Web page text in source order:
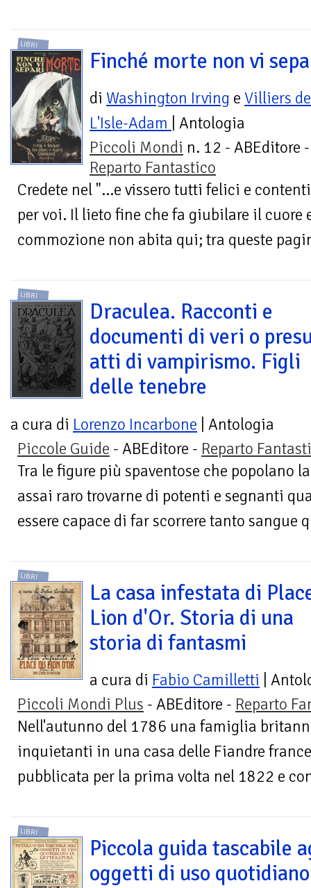
LIBRI
Finché morte non vi
di Washington Irving e Villiers de
L'Isle-Adam
| Antologia
Piccoli Mondi n. 12 - ABEditore -
Reparto Fantastico
Credete nel "...e vissero tutti felici e
per voi. Il lieto fine che fa giubilare il
commozione non abita qui; tra queste
LIBRI
Draculea. Racconti e
documenti di veri o
atti di vampirismo. Figli
delle tenebre
a cura di Lorenzo Incarbone | Antologia
Piccole Guide - ABEditore - Reparto
Tra le figure più spaventose che popolano
assai raro trovarne di potenti e segnanti
essere capace di far scorrere tanto sangue
LIBRI
La casa infestata di
Lion d'Or. Storia di una
storia di fantasmi
a cura di Fabio Camilletti |
Piccoli Mondi Plus - ABEditore - Reparto
Nell'autunno del 1786 una famiglia
inquietanti in una casa delle Fiandre
pubblicata per la prima volta nel 1822 e
LIBRI
Piccola guida tascabile
oggetti di uso